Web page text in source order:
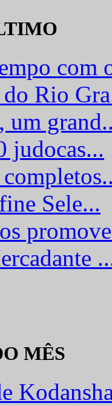
com
Rio
um
judocas...
Sele...
MÊS